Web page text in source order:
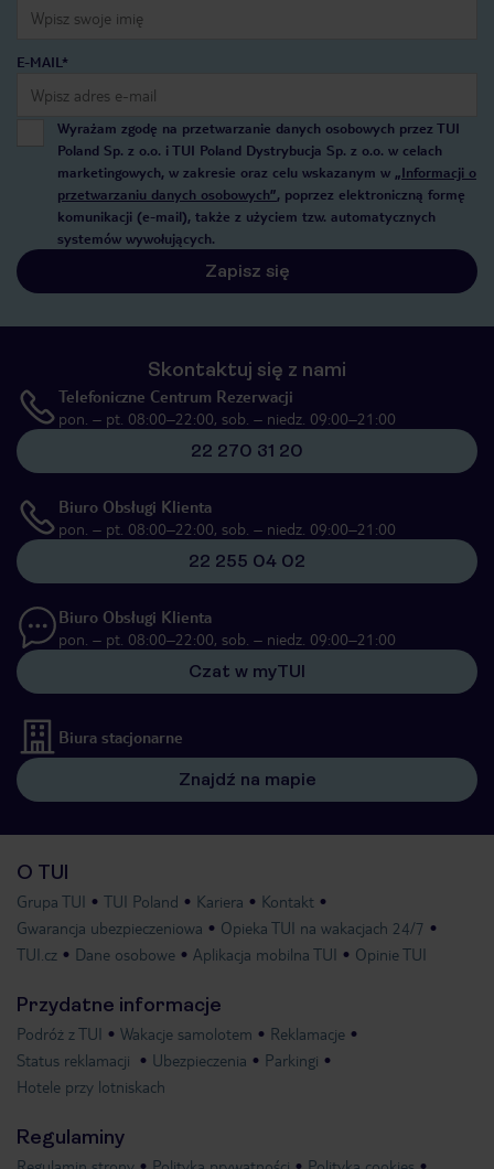
E-MAIL*
Wyrażam zgodę na przetwarzanie danych osobowych przez TUI
Poland Sp. z o.o. i TUI Poland Dystrybucja Sp. z o.o. w celach
marketingowych, w zakresie oraz celu wskazanym w „Informacji o
przetwarzaniu danych osobowych”, poprzez elektroniczną formę
komunikacji (e-mail), także z użyciem tzw. automatycznych
systemów wywołujących.
Zapisz się
Skontaktuj się z nami
Telefoniczne Centrum Rezerwacji
pon. – pt. 08:00–22:00, sob. – niedz. 09:00–21:00
22 270 31 20
Biuro Obsługi Klienta
pon. – pt. 08:00–22:00, sob. – niedz. 09:00–21:00
22 255 04 02
Biuro Obsługi Klienta
pon. – pt. 08:00–22:00, sob. – niedz. 09:00–21:00
Czat w myTUI
Biura stacjonarne
Znajdź na mapie
O TUI
Grupa TUI TUI Poland Kariera
Kontakt
Gwarancja ubezpieczeniowa
Opieka TUI na wakacjach 24/7
TUI.cz
Dane osobowe Aplikacja mobilna TUI Opinie TUI
Przydatne informacje
Podróż z TUI Wakacje samolotem
Reklamacje
Status reklamacji
Ubezpieczenia
Parkingi
Hotele przy lotniskach
Regulaminy